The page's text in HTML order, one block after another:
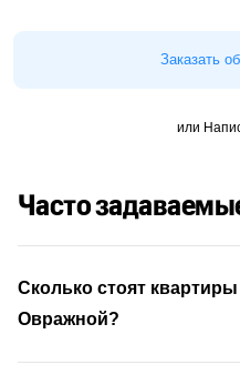
Заказать
или
Часто
Сколько стоят
Овражной?